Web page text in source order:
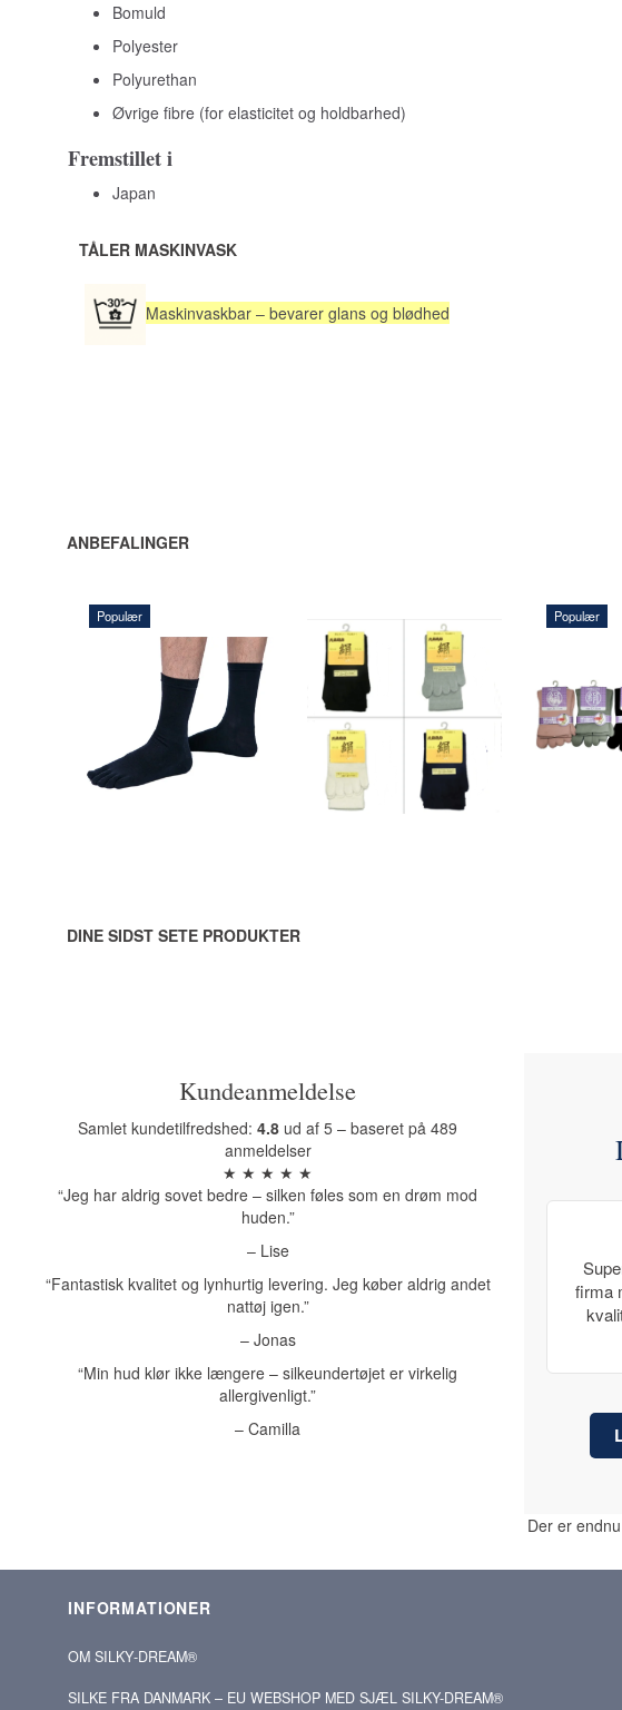
Bomuld
Polyester
Polyurethan
Øvrige fibre (for elasticitet og holdbarhed)
Fremstillet i
Japan
TÅLER MASKINVASK
Maskinvaskbar – bevarer glans og blødhed
ANBEFALINGER
Populær
110,00 DKK 70,00 DKK
LÆG I
KURV
Populær
DINE SIDST SETE PRODUKTER
Kundeanmeldelse
Samlet kundetilfredshed:4.8 ud af 5 – baseret på 489
anmeldelser
★ ★ ★ ★ ★
“Jeg har aldrig sovet bedre – silken føles som en drøm mod
huden.”
– Lise
“Fantastisk kvalitet og lynhurtig levering. Jeg køber aldrig andet
nattøj igen.”
– Jonas
“Min hud klør ikke længere – silkeundertøjet er virkelig
allergivenligt.”
– Camilla
firma
Der er
INFORMATIONER
OM SILKY‑DREAM®
SILKE FRA DANMARK – EU WEBSHOP MED SJÆL SILKY-DREAM®